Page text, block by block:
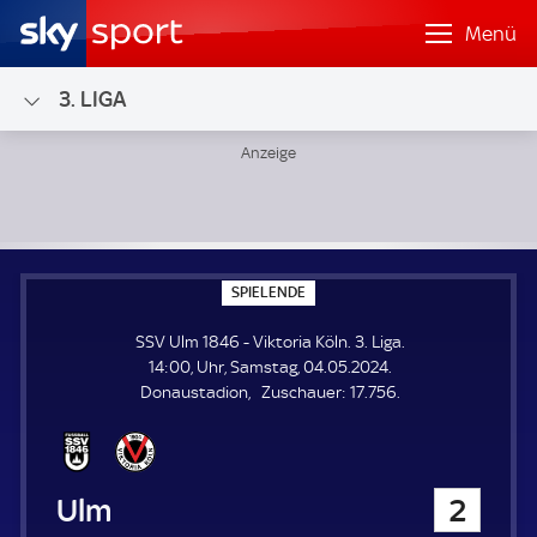
Menü
3. LIGA
SPIELENDE
P
E
L
E
N
SSV Ulm 1846 - Viktoria Köln. 3. Liga.
14:00, Uhr, Samstag, 04.05.2024.
Donaustadion
Zuschauer: Z
17.756.
SSV Ulm 1846 2